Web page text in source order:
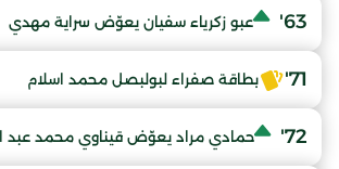
63' عبو زكرياء سفيان يعوّض سراية مهدي
71' بطاقة صفراء لبولبصل محمد اسلام
72' حمادي مراد يعوّض قيناوي محمد عبد